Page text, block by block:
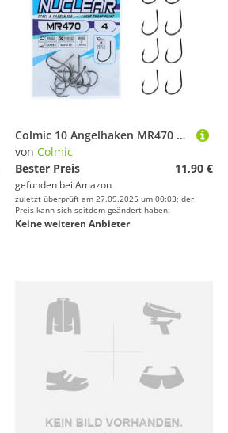
Colmic 10 Angelhaken MR470 Nuclear Stahl Carbon Black Nickel Größe 4 - Ringed, Forged, Barb - Surf Casting, Rock Fishing, Bolentino und Drifting - Offizielles Produkt Colmic
von Colmic
Bester Preis
11,90 €
gefunden bei Amazon
zuletzt überprüft am 27.09.2025 um 00:03; der
Preis kann sich seitdem geändert haben.
Keine weiteren Anbieter